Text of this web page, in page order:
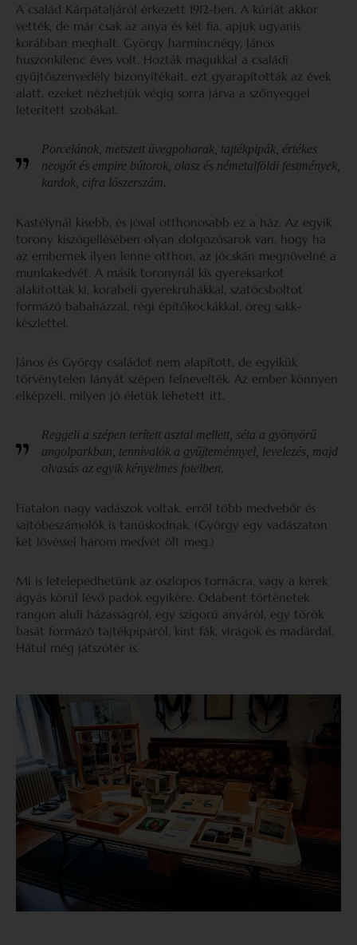
A család Kárpátaljáról érkezett 1912-ben. A kúriát akkor
vették, de már csak az anya és két fia, apjuk ugyanis
korábban meghalt. György harmincnégy, János
huszonkilenc éves volt. Hozták magukkal a családi
gyűjtőszenvedély bizonyítékait, ezt gyarapították az évek
alatt, ezeket nézhetjük végig sorra járva a szőnyeggel
leterített szobákat.
Porcelánok, metszett üvegpoharak, tajtékpipák, értékes
neogót és empire bútorok, olasz és németalföldi festmények,
kardok, cifra lószerszám.
Kastélynál kisebb, és jóval otthonosabb ez a ház. Az egyik
torony kiszögellésében olyan dolgozósarok van, hogy ha
az embernek ilyen lenne otthon, az jócskán megnövelné a
munkakedvét. A másik toronynál kis gyereksarkot
alakítottak ki, korabeli gyerekruhákkal, szatócsboltot
formázó babaházzal, régi építőkockákkal, öreg sakk-
készlettel.
János és György családot nem alapított, de egyikük
törvénytelen lányát szépen felnevelték. Az ember könnyen
elképzeli, milyen jó életük lehetett itt.
Reggeli a szépen terített asztal mellett, séta a gyönyörű
angolparkban, tennivalók a gyűjteménnyel, levelezés, majd
olvasás az egyik kényelmes fotelben.
Fiatalon nagy vadászok voltak, erről több medvebőr és
sajtóbeszámolók is tanúskodnak. (György egy vadászaton
két lövéssel három medvét ölt meg.)
Mi is letelepedhetünk az oszlopos tornácra, vagy a kerek
ágyás körül lévő padok egyikére. Odabent történetek
rangon aluli házasságról, egy szigorú anyáról, egy török
basát formázó tajtékpipáról, kint fák, virágok és madárdal.
Hátul még játszótér is.